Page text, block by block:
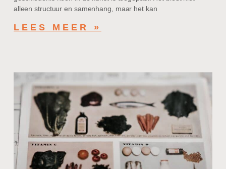
alleen structuur en samenhang, maar het kan
LEES MEER »